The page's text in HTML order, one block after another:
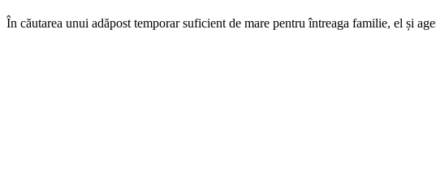
În căutarea unui adăpost temporar suficient de mare pentru întreaga familie, el și